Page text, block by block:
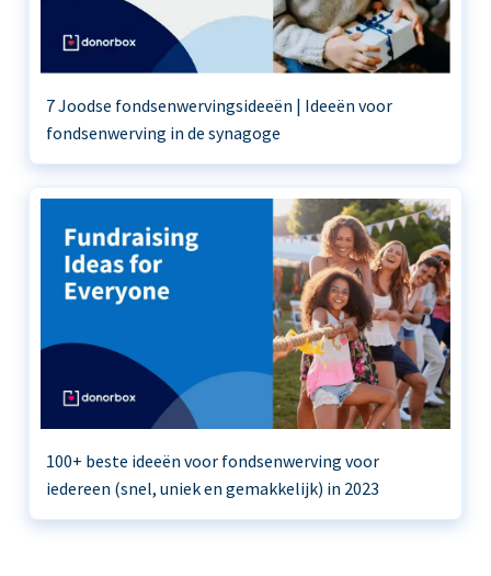
7 Joodse fondsenwervingsideeën | Ideeën voor
fondsenwerving in de synagoge
100+ beste ideeën voor fondsenwerving voor
iedereen (snel, uniek en gemakkelijk) in 2023